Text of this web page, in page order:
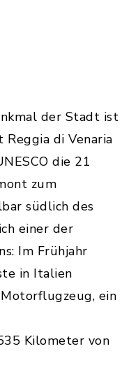
der Stadt ist
Reggia di Venaria
die 21
zum
südlich des
einer der
Im Frühjahr
in Italien
ein
Kilometer von